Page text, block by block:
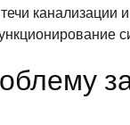
течи